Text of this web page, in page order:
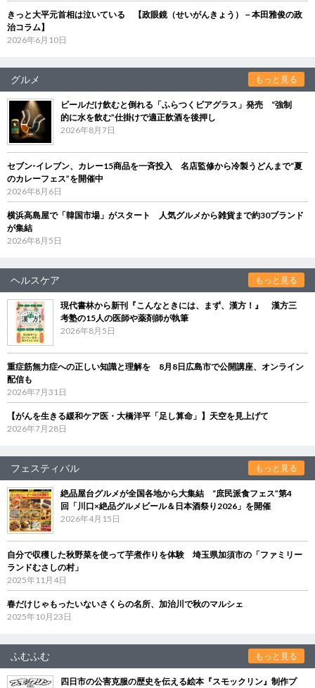
きっと大平元首相は泣いている 【政眼鏡（せいがんきょう）－本田雅俊の政
治コラム】
2026年6月10日
グルメ もっと見る
ビールだけ飲むと倒れる「ふらつくビアグラス」発売 “強制
的に水を飲む”仕掛けで適正飲酒を後押し
2026年8月7日
セブン‐イレブン、カレー15商品を一斉投入 名店監修から冷製うどんまで“夏
のカレーフェス”を開催中
2026年8月6日
横浜高島屋で「韓国市場」がスタート 人気グルメから雑貨まで約30ブランド
が集結
2026年8月5日
ヘルスケア もっと見る
現代書林から新刊『こんなときには、まず、漢方！』 漢方三
考塾の15人の医師や薬剤師が執筆
2026年8月5日
重症筋無力症への正しい知識と理解を 8月8日広島市で公開講座、オンライン
配信も
2026年7月31日
【がんを生きる緩和ケア医・大橋洋平「足し算命」】天空を見上げて
2026年7月28日
フェスティバル もっと見る
絶品屋台グルメが全国各地から大集結 “庶民派食フェス”第4
回「川口×絶品グルメビール＆日本酒祭り2026」を開催
2026年4月15日
自分で収穫した秋野菜を使って芋煮作りを体験 埼玉県加須市の「ファミリー
ランドむさしの村」
2025年11月4日
春だけじゃもったいないさくらの名所、加治川で秋のマルシェ
2025年10月23日
ふむふむ もっと見る
四日市の公害克服の歴史を伝える絵本『スモックリン』制作プ